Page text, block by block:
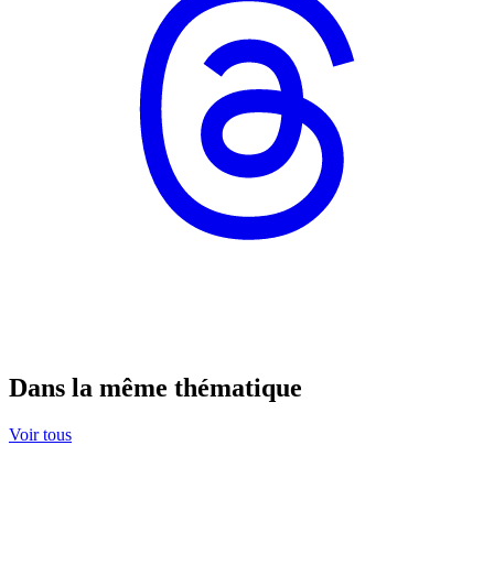
Dans la même thématique
Voir tous